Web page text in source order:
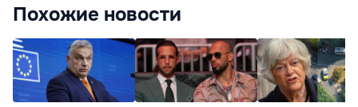
Похожие новости